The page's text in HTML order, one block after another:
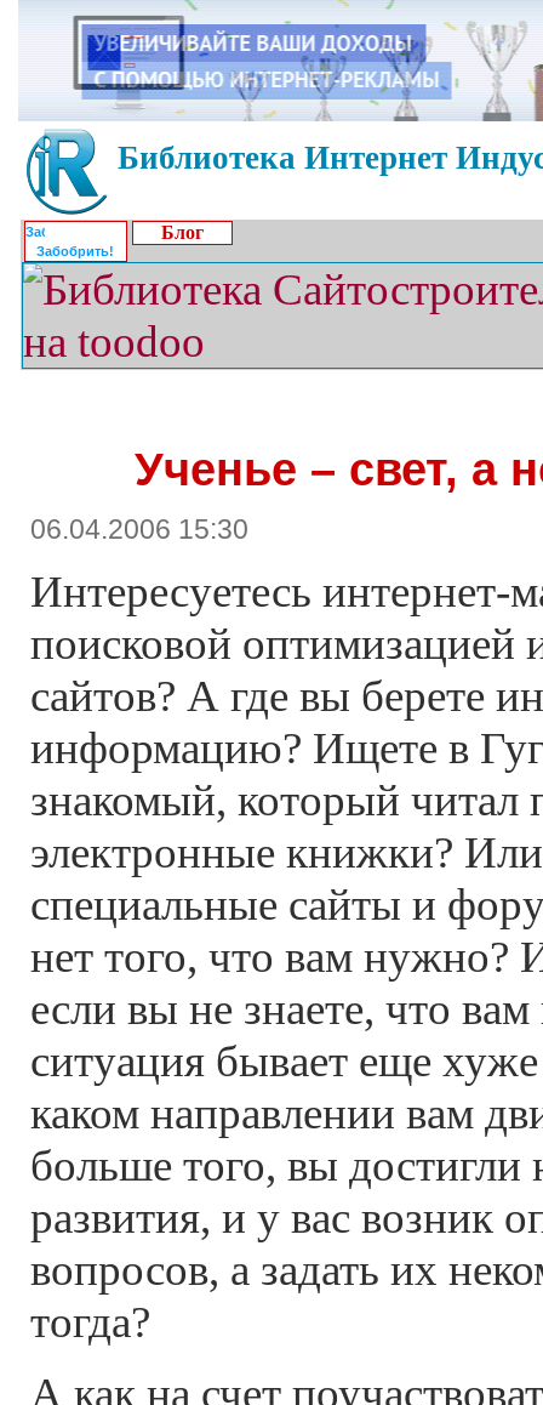
Библиотека Интернет
Забобрить!
Блог
Ученье – свет, а
06.04.2006 15:30
Интересуетесь интернет-
поисковой оптимизацией
сайтов? А где вы берете
информацию? Ищете в
знакомый, который читал
электронные книжки?
специальные сайты и
нет того, что вам нужно?
если вы не знаете, что
ситуация бывает еще
каком направлении вам
больше того, вы достигли
развития, и у вас возник
вопросов, а задать их
тогда?
А как на счет